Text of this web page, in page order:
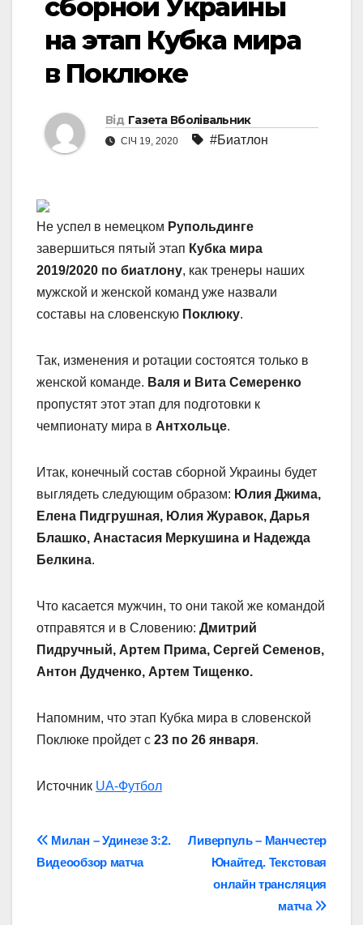
сборной Украины
на этап Кубка мира
в Поклюке
Від Газета Вболівальник
СІЧ 19, 2020 #Биатлон
Не успел в немецком Рупольдинге
завершиться пятый этап Кубка мира
2019/2020 по биатлону, как тренеры наших
мужской и женской команд уже назвали
составы на словенскую Поклюку.
Так, изменения и ротации состоятся только в
женской команде. Валя и Вита Семеренко
пропустят этот этап для подготовки к
чемпионату мира в Антхольце.
Итак, конечный состав сборной Украины будет
выглядеть следующим образом: Юлия Джима,
Елена Пидгрушная, Юлия Журавок, Дарья
Блашко, Анастасия Меркушина и Надежда
Белкина.
Что касается мужчин, то они такой же командой
отправятся и в Словению: Дмитрий
Пидручный, Артем Прима, Сергей Семенов,
Антон Дудченко, Артем Тищенко.
Напомним, что этап Кубка мира в словенской
Поклюке пройдет с 23 по 26 января.
Источник UA-Футбол
Навігація
записів
Ливерпуль – Манчестер
Юнайтед. Текстовая
онлайн трансляция
матча
Милан – Удинезе 3:2.
Видеообзор матча